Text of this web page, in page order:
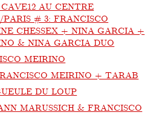
AU CENTRE
PARIS # 3: FRANCISCO
CHESSEX + NINA GARCIA +
& NINA GARCIA DUO
MEIRINO
MEIRINO + TARAB
DU LOUP
MARUSSICH & FRANCISCO